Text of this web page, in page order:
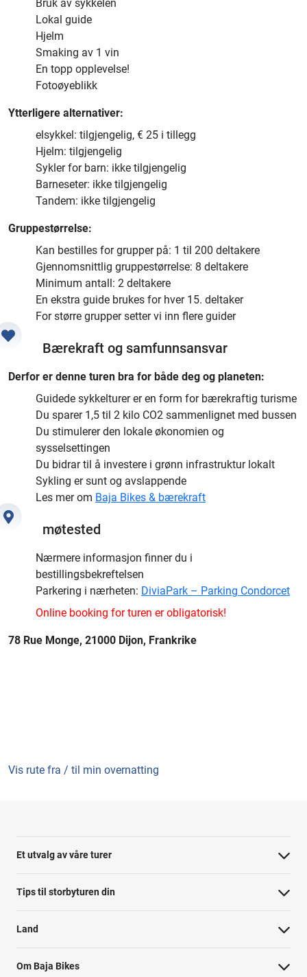
Bruk av sykkelen
Lokal guide
Hjelm
Smaking av 1 vin
En topp opplevelse!
Fotoøyeblikk
Ytterligere alternativer:
elsykkel: tilgjengelig, € 25 i tillegg
Hjelm: tilgjengelig
Sykler for barn: ikke tilgjengelig
Barneseter: ikke tilgjengelig
Tandem: ikke tilgjengelig
Gruppestørrelse:
Kan bestilles for grupper på: 1 til 200 deltakere
Gjennomsnittlig gruppestørrelse: 8 deltakere
Minimum antall: 2 deltakere
En ekstra guide brukes for hver 15. deltaker
For større grupper setter vi inn flere guider
Bærekraft og samfunnsansvar
Derfor er denne turen bra for både deg og planeten:
Guidede sykkelturer er en form for bærekraftig turisme
Du sparer 1,5 til 2 kilo CO2 sammenlignet med bussen
Du stimulerer den lokale økonomien og
sysselsettingen
Du bidrar til å investere i grønn infrastruktur lokalt
Sykling er sunt og avslappende
Les mer om Baja Bikes & bærekraft
møtested
Nærmere informasjon finner du i
bestillingsbekreftelsen
Parkering i nærheten: DiviaPark – Parking Condorcet
Online booking for turen er obligatorisk!
78 Rue Monge, 21000 Dijon, Frankrike
Vis rute fra / til min overnatting
Et utvalg av våre turer
Tips til storbyturen din
Land
Om Baja Bikes